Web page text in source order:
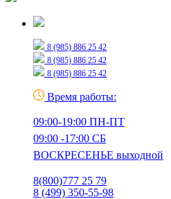
8 (985) 886 25 42
8 (985) 886 25 42
8 (985) 886 25 42
Время работы:
09:00-19:00 ПН-ПТ
09:00 -17:00 СБ
ВОСКРЕСЕНЬЕ выходной
8(800)777 25 79
8 (499) 350-55-98